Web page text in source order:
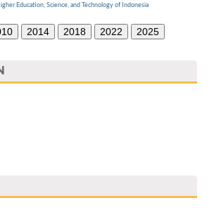
Education, Science, and Technology of Indonesia
2014 2018 2022 2025